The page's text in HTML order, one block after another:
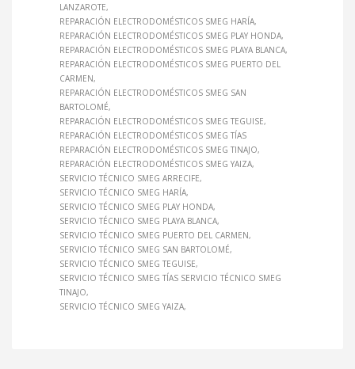
LANZAROTE
REPARACIÓN ELECTRODOMÉSTICOS SMEG HARÍA
REPARACIÓN ELECTRODOMÉSTICOS SMEG PLAY HONDA
REPARACIÓN ELECTRODOMÉSTICOS SMEG PLAYA BLANCA
REPARACIÓN ELECTRODOMÉSTICOS SMEG PUERTO DEL
CARMEN
REPARACIÓN ELECTRODOMÉSTICOS SMEG SAN
BARTOLOMÉ
REPARACIÓN ELECTRODOMÉSTICOS SMEG TEGUISE
REPARACIÓN ELECTRODOMÉSTICOS SMEG TÍAS
REPARACIÓN ELECTRODOMÉSTICOS SMEG TINAJO
REPARACIÓN ELECTRODOMÉSTICOS SMEG YAIZA
SERVICIO TÉCNICO SMEG ARRECIFE
SERVICIO TÉCNICO SMEG HARÍA
SERVICIO TÉCNICO SMEG PLAY HONDA
SERVICIO TÉCNICO SMEG PLAYA BLANCA
SERVICIO TÉCNICO SMEG PUERTO DEL CARMEN
SERVICIO TÉCNICO SMEG SAN BARTOLOMÉ
SERVICIO TÉCNICO SMEG TEGUISE
SERVICIO TÉCNICO SMEG TÍAS SERVICIO TÉCNICO SMEG
TINAJO
SERVICIO TÉCNICO SMEG YAIZA